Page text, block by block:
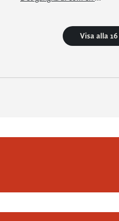
Visa alla